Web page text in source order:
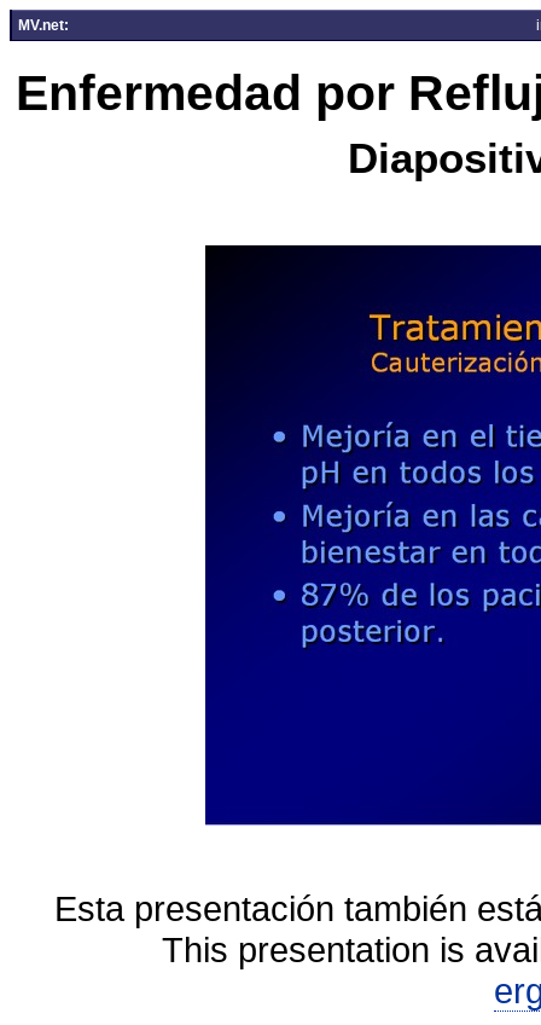
MV.net:
Enfermedad por
Esta presentación también
This presentation is